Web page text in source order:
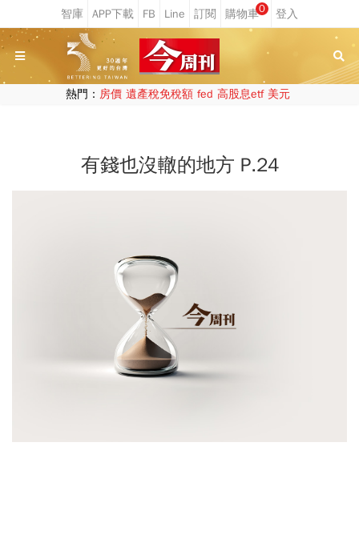
0
熱門： 房價 遺產稅免稅額 fed 高股息etf 美元
有錢也沒轍的地方 P.24